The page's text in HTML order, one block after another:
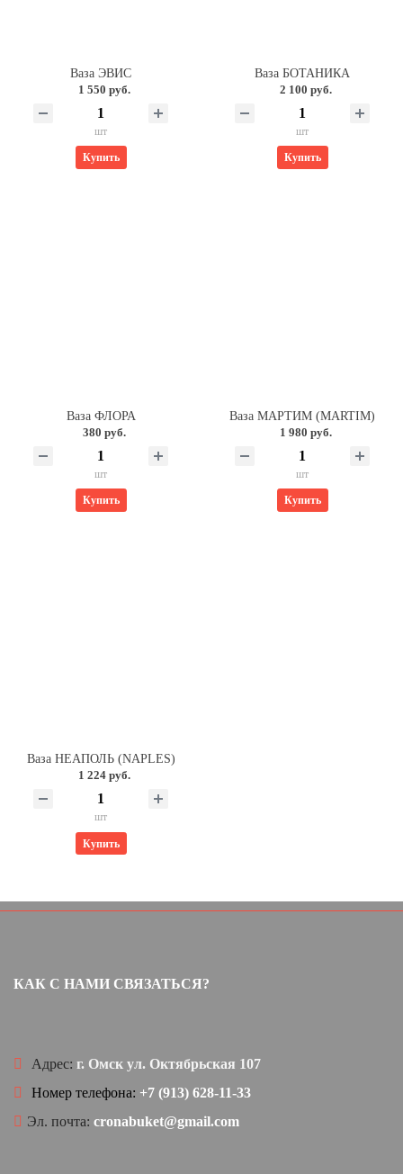
Ваза ЭВИС
1 550 руб.
шт
Купить
Ваза БОТАНИКА
2 100 руб.
шт
Купить
Ваза ФЛОРА
380 руб.
шт
Купить
Ваза МАРТИМ (MARTIM)
1 980 руб.
шт
Купить
Ваза НЕАПОЛЬ (NAPLES)
1 224 руб.
шт
Купить
КАК С НАМИ СВЯЗАТЬСЯ?
Адрес: г. Омск ул. Октябрьская 107
Номер телефона: +7 (913) 628-11-33
Эл. почта: cronabuket@gmail.com